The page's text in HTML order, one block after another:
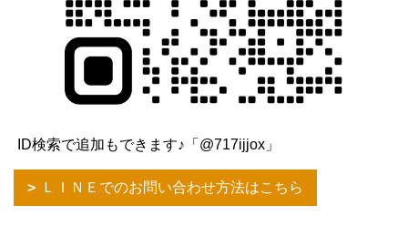
ID検索で追加もできます♪「@717ijjox」
ＬＩＮＥでのお問い合わせ方法はこちら